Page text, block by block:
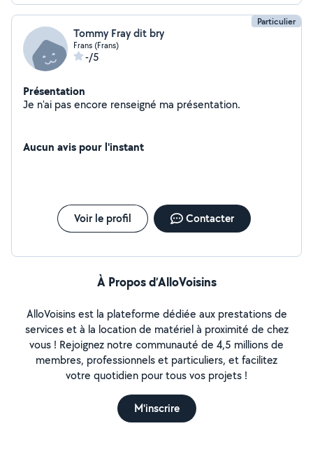
Particulier
Tommy Fray dit bry
Frans (Frans)
-/5
Présentation
Je n'ai pas encore renseigné ma présentation.
Aucun avis pour l'instant
Voir le profil Contacter
À Propos d’AlloVoisins
AlloVoisins est la plateforme dédiée aux prestations de
services et à la location de matériel à proximité de chez
vous ! Rejoignez notre communauté de 4,5 millions de
membres, professionnels et particuliers, et facilitez
votre quotidien pour tous vos projets !
M'inscrire